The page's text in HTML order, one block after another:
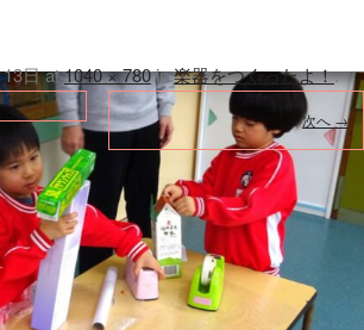
日at1040 × 780in楽器をつくったよ！.
次へ →